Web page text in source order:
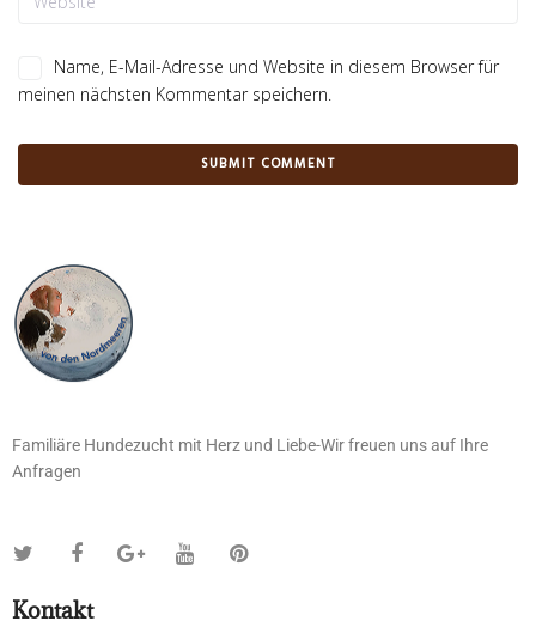
Name, E-Mail-Adresse und Website in diesem Browser für
meinen nächsten Kommentar speichern.
Familiäre Hundezucht mit Herz und Liebe-Wir freuen uns auf Ihre
Anfragen
Kontakt